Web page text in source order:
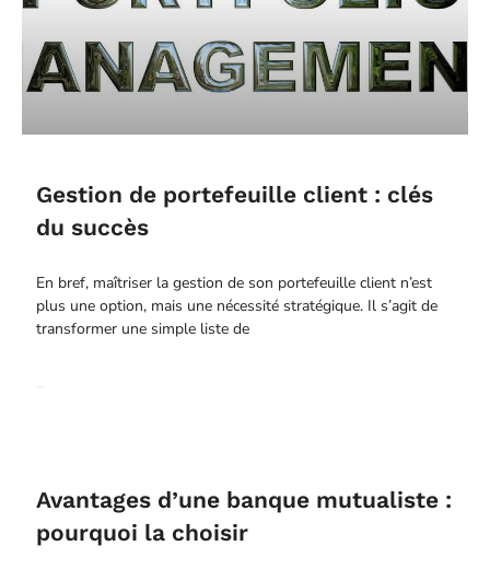
Gestion de portefeuille client : clés
du succès
En bref, maîtriser la gestion de son portefeuille client n’est
plus une option, mais une nécessité stratégique. Il s’agit de
transformer une simple liste de
Avantages d’une banque mutualiste :
pourquoi la choisir